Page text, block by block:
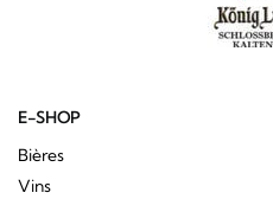
E-SHOP
Bières
Vins